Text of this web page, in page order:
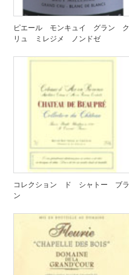
ピエール モンキュイ グラン ク
リュ ミレジメ ノンドゼ
コレクション ド シャトー ブラ
ン